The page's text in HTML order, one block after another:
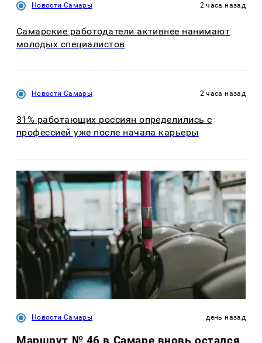
Новости Самары 2 часа назад
Самарские работодатели активнее нанимают
молодых специалистов
Новости Самары 2 часа назад
31% работающих россиян определились с
профессией уже после начала карьеры
Новости Самары день назад